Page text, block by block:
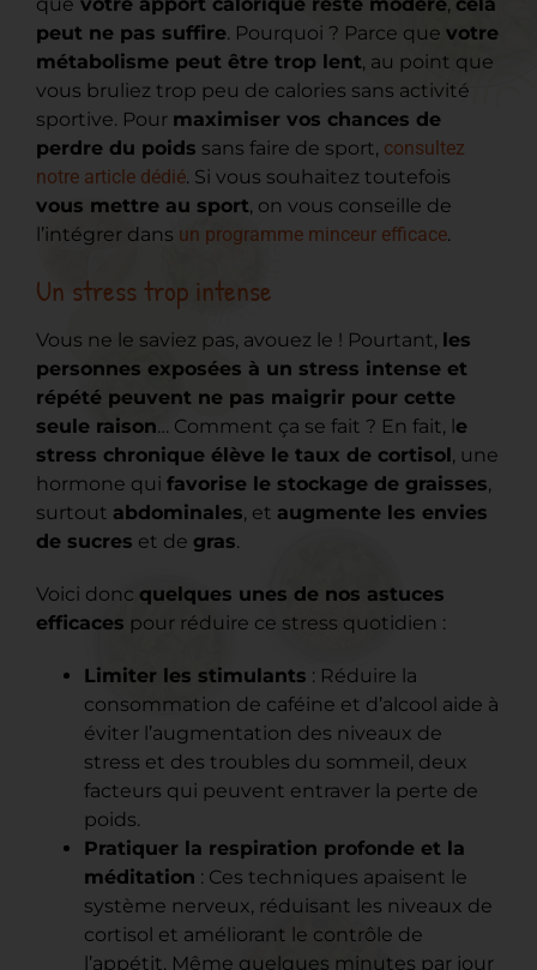
peut ne pas suffire. Pourquoi ? Parce que votre
métabolisme peut être trop lent, au point que
vous bruliez trop peu de calories sans activité
sportive. Pour maximiser vos chances de
perdre du poids sans faire de sport, consultez
notre article dédié. Si vous souhaitez toutefois
vous mettre au sport, on vous conseille de
l’intégrer dans un programme minceur efficace.
Un stress trop intense
Vous ne le saviez pas, avouez le ! Pourtant, les
personnes exposées à un stress intense et
répété peuvent ne pas maigrir pour cette
seule raison… Comment ça se fait ? En fait, le
stress chronique élève le taux de cortisol, une
hormone qui favorise le stockage de graisses,
surtout abdominales, et augmente les envies
de sucres et de gras.
Voici donc quelques unes de nos astuces
efficaces pour réduire ce stress quotidien :
Limiter les stimulants : Réduire la
consommation de caféine et d’alcool aide à
éviter l’augmentation des niveaux de
stress et des troubles du sommeil, deux
facteurs qui peuvent entraver la perte de
poids.
Pratiquer la respiration profonde et la
méditation : Ces techniques apaisent le
système nerveux, réduisant les niveaux de
cortisol et améliorant le contrôle de
l’appétit. Même quelques minutes par jour